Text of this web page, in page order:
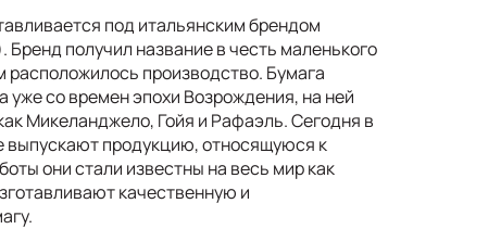
под итальянским брендом
Бренд получил название в честь маленького
расположилось производство. Бумага
уже со времен эпохи Возрождения, на ней
Микеланджело, Гойя и Рафаэль. Сегодня в
выпускают продукцию, относящуюся к
они стали известны на весь мир как
качественную и